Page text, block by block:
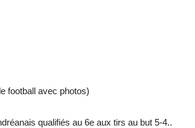
football avec photos)
qualifiés au 6e aux tirs au but 5-4..